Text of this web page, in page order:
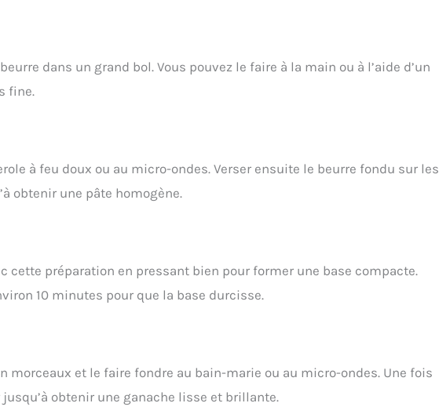
dans un grand bol. Vous pouvez le faire à la main ou à l’aide d’un
fine.
à feu doux ou au micro-ondes. Verser ensuite le beurre fondu sur les
obtenir une pâte homogène.
cette préparation en pressant bien pour former une base compacte.
10 minutes pour que la base durcisse.
morceaux et le faire fondre au bain-marie ou au micro-ondes. Une fois
obtenir une ganache lisse et brillante.